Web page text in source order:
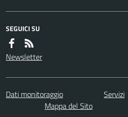
SEGUICI SU
Newsletter
Dati monitoraggio Servizi
Mappa del Sito